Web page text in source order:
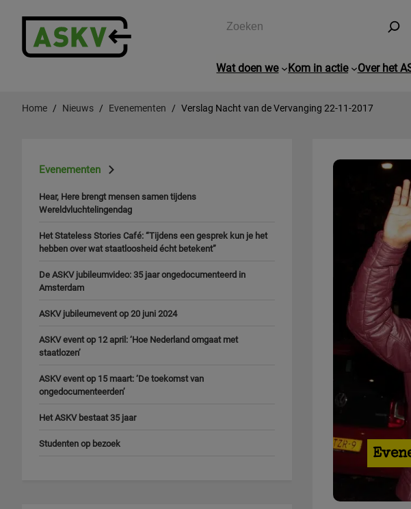
Zoeken
Wat doen we Kom in actie Over het
Home Nieuws Evenementen Verslag Nacht van de Vervanging 22-11-2017
Evenementen
Hear, Here brengt mensen samen tijdens
Wereldvluchtelingendag
Het Stateless Stories Café: “Tijdens een gesprek kun je het
hebben over wat staatloosheid écht betekent”
De ASKV jubileumvideo: 35 jaar ongedocumenteerd in
Amsterdam
ASKV jubileumevent op 20 juni 2024
ASKV event op 12 april: ‘Hoe Nederland omgaat met
staatlozen’
ASKV event op 15 maart: ‘De toekomst van
ongedocumenteerden’
Het ASKV bestaat 35 jaar
Studenten op bezoek